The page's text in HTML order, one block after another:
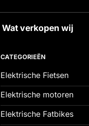
Wat verkopen wij
CATEGORIEËN
Elektrische Fietsen
Elektrische motoren
Elektrische Fatbikes